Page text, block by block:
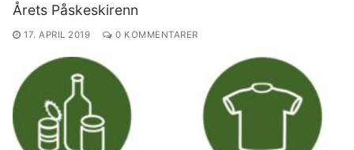
Årets Påskeskirenn
17. APRIL 2019 0 KOMMENTARER